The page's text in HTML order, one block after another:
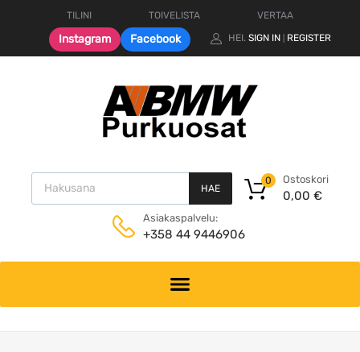
TILINI TOIVELISTA VERTAA
Instagram Facebook HEI. SIGN IN REGISTER
Products search
HAE
Ostoskori
0,00 €
0
Asiakaspalvelu:
+358 44 9446906
content